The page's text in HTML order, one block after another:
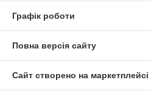
Графік роботи
Повна версія сайту
Сайт створено на маркетплейсі